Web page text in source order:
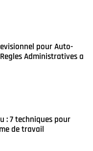
pour Auto-
Administratives a
: 7 techniques pour
de travail